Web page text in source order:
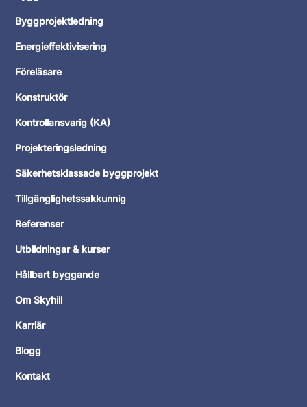
Byggprojektledning
Energieffektivisering
Föreläsare
Konstruktör
Kontrollansvarig (KA)
Projekteringsledning
Säkerhetsklassade byggprojekt
Tillgänglighetssakkunnig
Referenser
Utbildningar & kurser
Hållbart byggande
Om Skyhill
Karriär
Blogg
Kontakt